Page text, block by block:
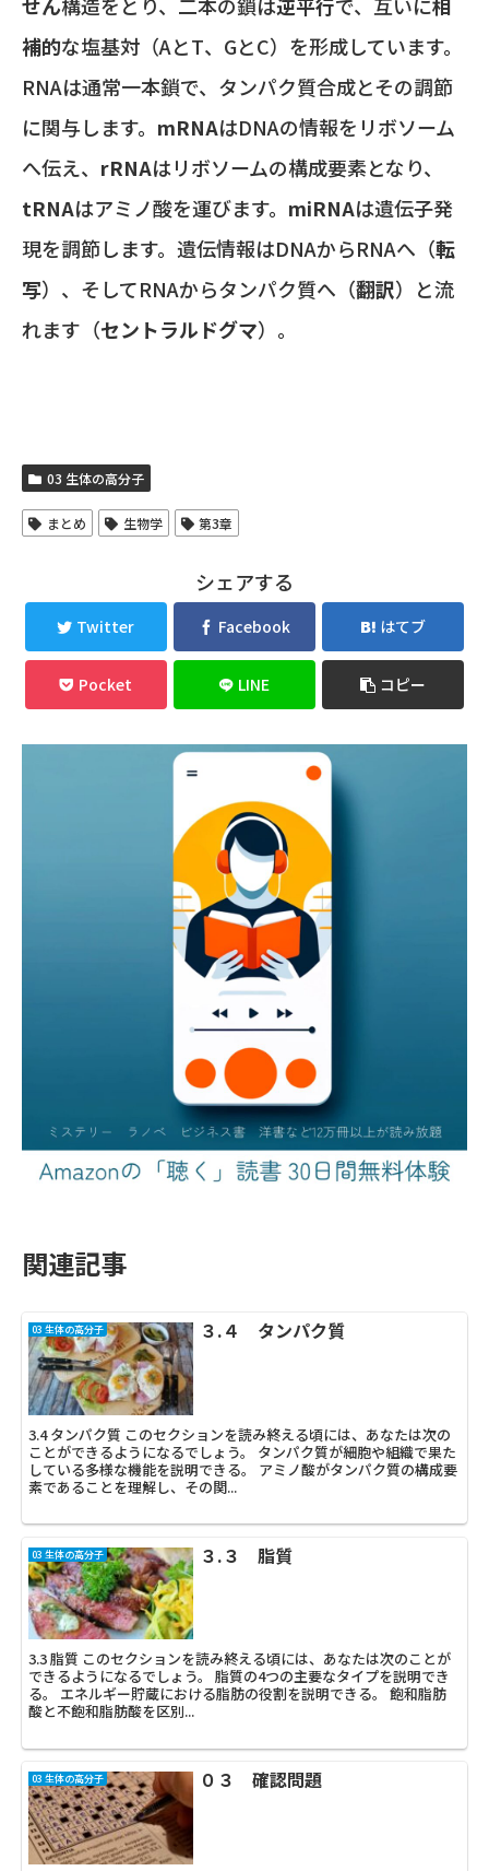
補的な塩基対（AとT、GとC）を形成しています。
RNAは通常一本鎖で、タンパク質合成とその調節
に関与します。 mRNAはDNAの情報をリボソーム
へ伝え、 rRNAはリボソームの構成要素となり、
tRNAはアミノ酸を運びます。 miRNAは遺伝子発
現を調節します。遺伝情報はDNAからRNAへ（転
写）、そしてRNAからタンパク質へ（翻訳）と流
れます（セントラルドグマ）。
03 生体の高分子
まとめ 生物学 第3章
シェアする
Twitter Facebook はてブ
Pocket LINE コピー
関連記事
03 生体の高分子 ３.４ タンパク質
3.4 タンパク質 このセクションを読み終える頃には、あなたは次の
ことができるようになるでしょう。 タンパク質が細胞や組織で果た
している多様な機能を説明できる。 アミノ酸がタンパク質の構成要
素であることを理解し、その関...
03 生体の高分子 ３.３ 脂質
3.3 脂質 このセクションを読み終える頃には、あなたは次のことが
できるようになるでしょう。 脂質の4つの主要なタイプを説明でき
る。 エネルギー貯蔵における脂肪の役割を説明できる。 飽和脂肪
酸と不飽和脂肪酸を区別...
03 生体の高分子 ０３ 確認問題